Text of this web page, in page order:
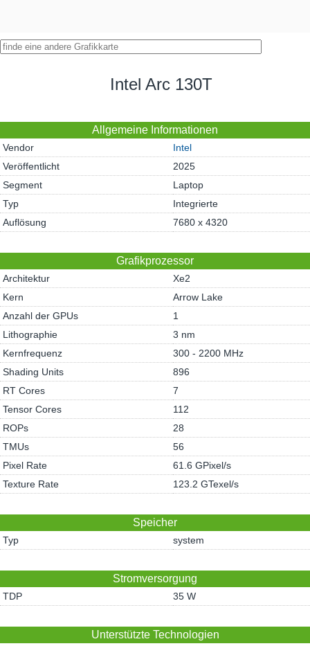
Intel Arc 130T
Allgemeine Informationen
Vendor
Intel
Veröffentlicht
2025
Segment
Laptop
Typ
Integrierte
Auflösung
7680 x 4320
Grafikprozessor
Architektur
Xe2
Kern
Arrow Lake
Anzahl der GPUs
1
Lithographie
3 nm
Kernfrequenz
300 - 2200 MHz
Shading Units
896
RT Cores
7
Tensor Cores
112
ROPs
28
TMUs
56
Pixel Rate
61.6 GPixel/s
Texture Rate
123.2 GTexel/s
Speicher
Typ system
Stromversorgung
TDP 35 W
Unterstützte Technologien